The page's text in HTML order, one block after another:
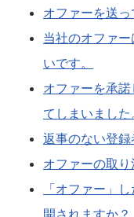
オファーを送っ
当社のオファ
いです。
オファーを承
てしまいました
返事のない登録
オファーの取
「オファー」
開されますか？